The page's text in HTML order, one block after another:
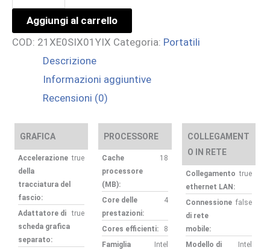
P16S
ULT7-
356H
W11PR
1YPR
quantità
Aggiungi al carrello
COD: 21XE0SIX01YIX Categoria: Portatili
Descrizione
Informazioni aggiuntive
Recensioni (0)
GRAFICA
Accelerazione
della
tracciatura del
fascio:
true
Adattatore di
scheda grafica
separato:
true
PROCESSORE
Cache
processore
(MB):
18
Core delle
prestazioni:
4
Cores efficienti:
8
Famiglia
Intel
COLLEGAMENT
O IN RETE
Collegamento
ethernet LAN:
true
Connessione
di rete
mobile:
false
Modello di
Intel